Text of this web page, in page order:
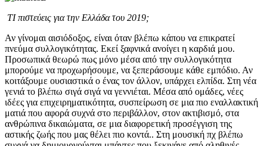
ΤΙ πιστεύεις για την Ελλάδα του 2019;
Αν γίνομαι αισιόδοξος, είναι όταν βλέπω κάπου να επικρατεί
πνεύμα συλλογικότητας. Εκεί ξαφνικά ανοίγει η καρδιά μου.
Προσωπικά θεωρώ πως μόνο μέσα από την συλλογικότητα
μπορούμε να προχωρήσουμε, να ξεπεράσουμε κάθε εμπόδιο. Αν
κοιτάξουμε ουσιαστικά ο ένας τον άλλον, υπάρχει ελπίδα. Στη νέα
γενιά το βλέπω σιγά σιγά να γεννιέται. Μέσα από ομάδες, νέες
ιδέες για επιχειρηματικότητα, συσπείρωση σε μια πιο εναλλακτική
ματιά που αφορά συχνά στο περιβάλλον, στον ακτιβισμό, στα
ανθρώπινα δικαιώματα, σε μια διαφορετική προσέγγιση της
αστικής ζωής που μας θέλει πιο κοντά.. Στη μουσική πχ βλέπω